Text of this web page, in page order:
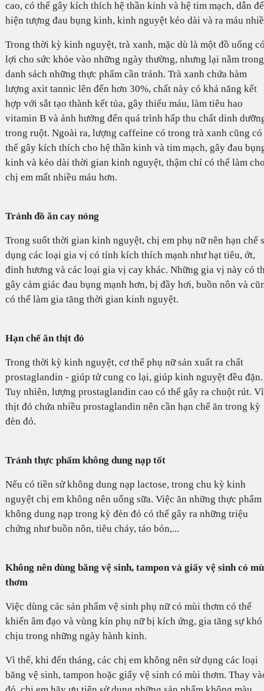
cao, có thể gây kích thích hệ thần kinh và hệ tim mạch, dẫn
hiện tượng đau bụng kinh, kinh nguyệt kéo dài và ra máu
Trong thời kỳ kinh nguyệt, trà xanh, mặc dù là một đồ uống
lợi cho sức khỏe vào những ngày thường, nhưng lại nằm trong
danh sách những thực phẩm cần tránh. Trà xanh chứa hàm
lượng axit tannic lên đến hơn 30%, chất này có khả năng kết
hợp với sắt tạo thành kết tủa, gây thiếu máu, làm tiêu hao
vitamin B và ảnh hưởng đến quá trình hấp thu chất dinh
trong ruột. Ngoài ra, lượng caffeine có trong trà xanh cũng có
thể gây kích thích cho hệ thần kinh và tim mạch, gây đau
kinh và kéo dài thời gian kinh nguyệt, thậm chí có thể làm
chị em mất nhiều máu hơn.
Tránh đồ ăn cay nóng
Trong suốt thời gian kinh nguyệt, chị em phụ nữ nên hạn chế
dụng các loại gia vị có tính kích thích mạnh như hạt tiêu, ớt,
đinh hương và các loại gia vị cay khác. Những gia vị này có
gây cảm giác đau bụng mạnh hơn, bị đầy hơi, buồn nôn và
có thể làm gia tăng thời gian kinh nguyệt.
Hạn chế ăn thịt đỏ
Trong thời kỳ kinh nguyệt, cơ thể phụ nữ sản xuất ra chất
prostaglandin - giúp tử cung co lại, giúp kinh nguyệt đều đặn.
Tuy nhiên, lượng prostaglandin cao có thể gây ra chuột rút. Vì
thịt đỏ chứa nhiều prostaglandin nên cần hạn chế ăn trong kỳ
đèn đỏ.
Tránh thực phẩm không dung nạp tốt
Nếu có tiền sử không dung nạp lactose, trong chu kỳ kinh
nguyệt chị em không nên uống sữa. Việc ăn những thực phẩm
không dung nạp trong kỳ đèn đỏ có thể gây ra những triệu
chứng như buồn nôn, tiêu chảy, táo bón,...
Không nên dùng băng vệ sinh, tampon và giấy vệ sinh có
thơm
Việc dùng các sản phẩm vệ sinh phụ nữ có mùi thơm có thể
khiến âm đạo và vùng kín phụ nữ bị kích ứng, gia tăng sự khó
chịu trong những ngày hành kinh.
Vì thế, khi đến tháng, các chị em không nên sử dụng các loại
băng vệ sinh, tampon hoặc giấy vệ sinh có mùi thơm. Thay